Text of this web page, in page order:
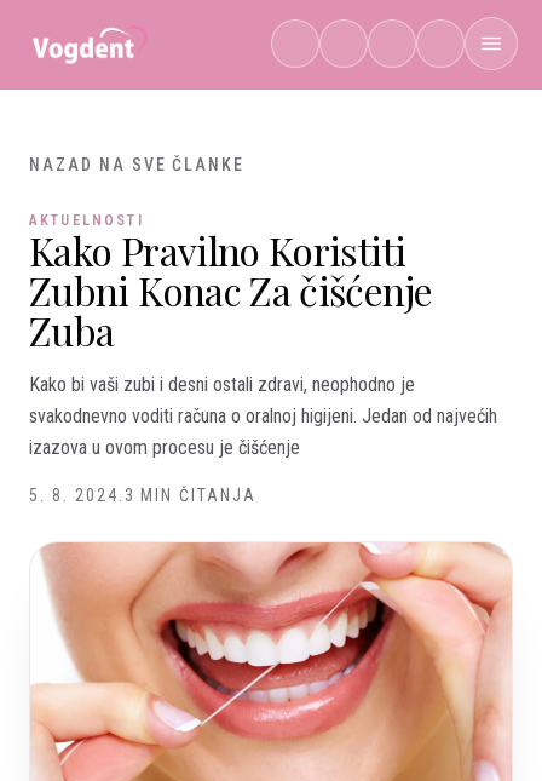
NAZAD NA SVE ČLANKE
AKTUELNOSTI
Kako Pravilno Koristiti
Zubni Konac Za čišćenje
Zuba
Kako bi vaši zubi i desni ostali zdravi, neophodno je
svakodnevno voditi računa o oralnoj higijeni. Jedan od najvećih
izazova u ovom procesu je čišćenje
5. 8. 2024. 3 MIN ČITANJA